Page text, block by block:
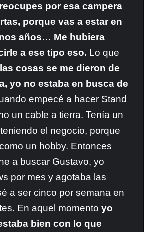
por esa campera
porque vas a estar en
años… Me hubiera
a ese tipo eso. Lo que
cosas se me dieron de
yo no estaba en busca de
empecé a hacer Stand
un cable a tierra. Tenía un
el negocio, porque
un hobby. Entonces
a buscar Gustavo, yo
por mes y agotaba las
a ser cinco por semana en
En aquel momento yo
bien con lo que